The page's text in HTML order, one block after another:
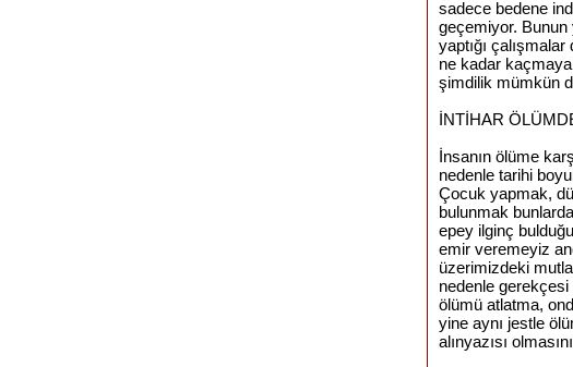
sadece bedene
geçemiyor. Bunun
yaptığı
ne kadar
şimdilik mümkün
İNTİHAR
İnsanın ölüme
nedenle tarihi
Çocuk yapmak,
bulunmak
epey ilginç
emir veremeyiz
üzerimizdeki
nedenle
ölümü atlatma,
yine aynı jestle
alınyazısı